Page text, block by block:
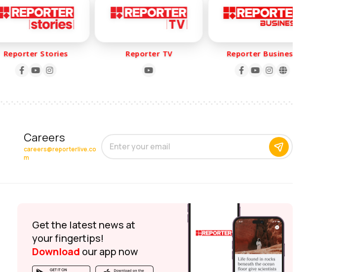
Reporter Stories Reporter TV Reporter Business
Careers
careers@reporterlive.co
m
Get the latest news at
your fingertips!
Download our app now